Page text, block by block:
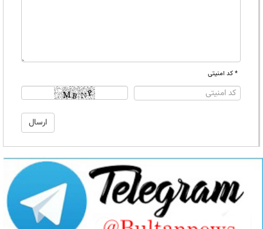
* کد امنیتی